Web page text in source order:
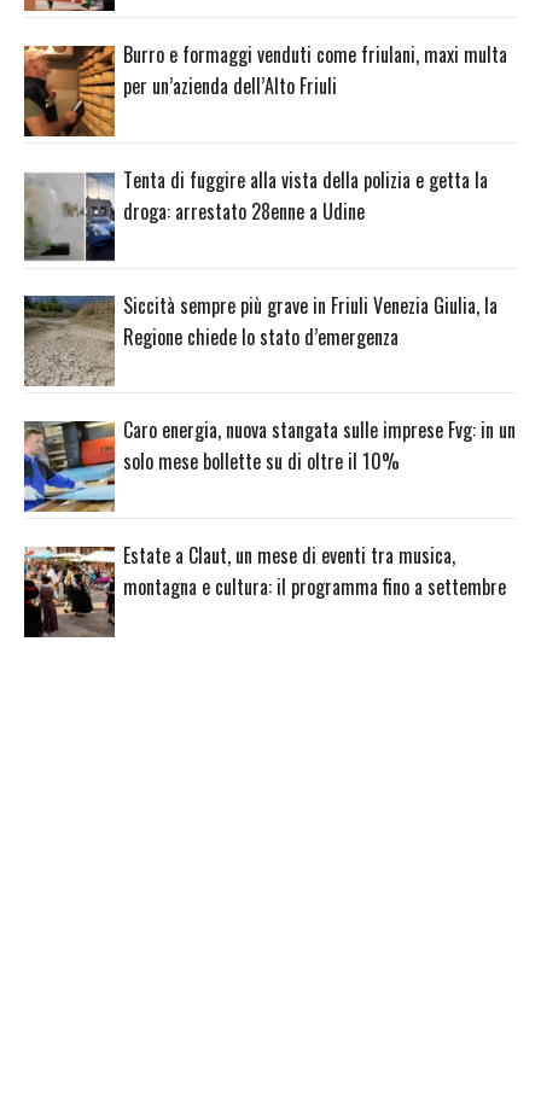
Burro e formaggi venduti come friulani, maxi multa
per un’azienda dell’Alto Friuli
Tenta di fuggire alla vista della polizia e getta la
droga: arrestato 28enne a Udine
Siccità sempre più grave in Friuli Venezia Giulia, la
Regione chiede lo stato d’emergenza
Caro energia, nuova stangata sulle imprese Fvg: in un
solo mese bollette su di oltre il 10%
Estate a Claut, un mese di eventi tra musica,
montagna e cultura: il programma fino a settembre